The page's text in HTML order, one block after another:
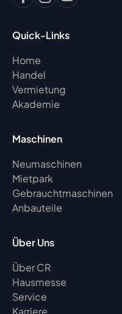
Quick-Links
Home
Handel
Vermietung
Akademie
Maschinen
Neumaschinen
Mietpark
Gebrauchtmaschinen
Anbauteile
Über Uns
Über CR
Hausmesse
Service
Karriere